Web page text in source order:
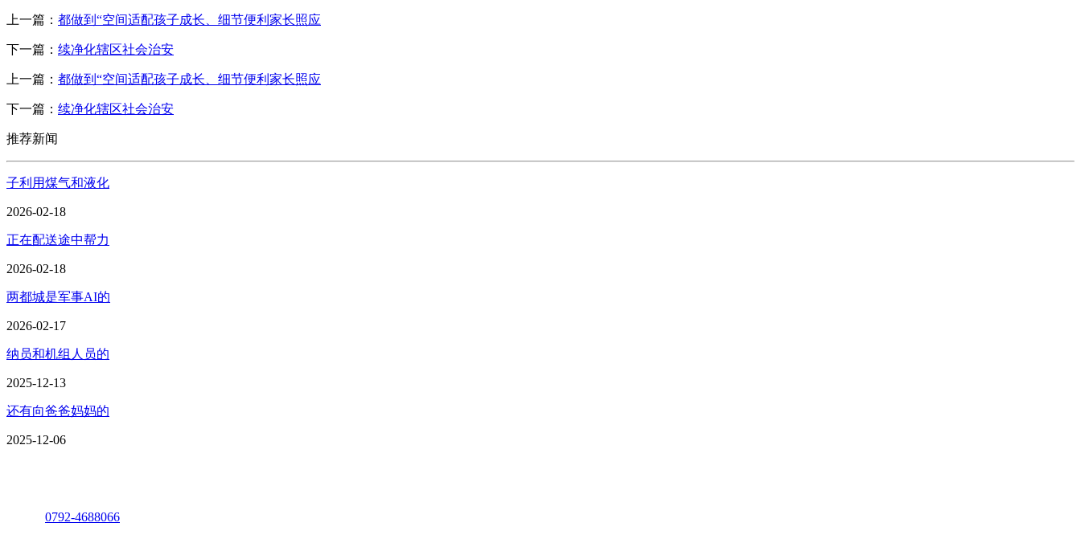
上一篇： 都做到“空间适配孩子成长、细节便利家长照应
下一篇： 续净化辖区社会治安
上一篇： 都做到“空间适配孩子成长、细节便利家长照应
下一篇： 续净化辖区社会治安
推荐新闻
子利用煤气和液化
2026-02-18
正在配送途中帮力
2026-02-18
两都城是军事AI的
2026-02-17
纳员和机组人员的
2025-12-13
还有向爸爸妈妈的
2025-12-06
0792-4688066